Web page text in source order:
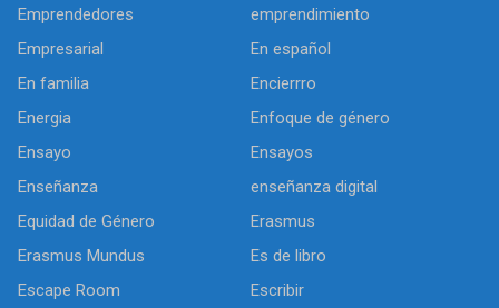
Emprendedores
emprendimiento
Empresarial
En español
En familia
Encierrro
Energia
Enfoque de género
Ensayo
Ensayos
Enseñanza
enseñanza digital
Equidad de Género
Erasmus
Erasmus Mundus
Es de libro
Escape Room
Escribir